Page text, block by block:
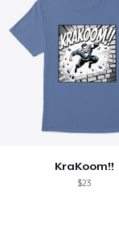
KraKoom!!
$23